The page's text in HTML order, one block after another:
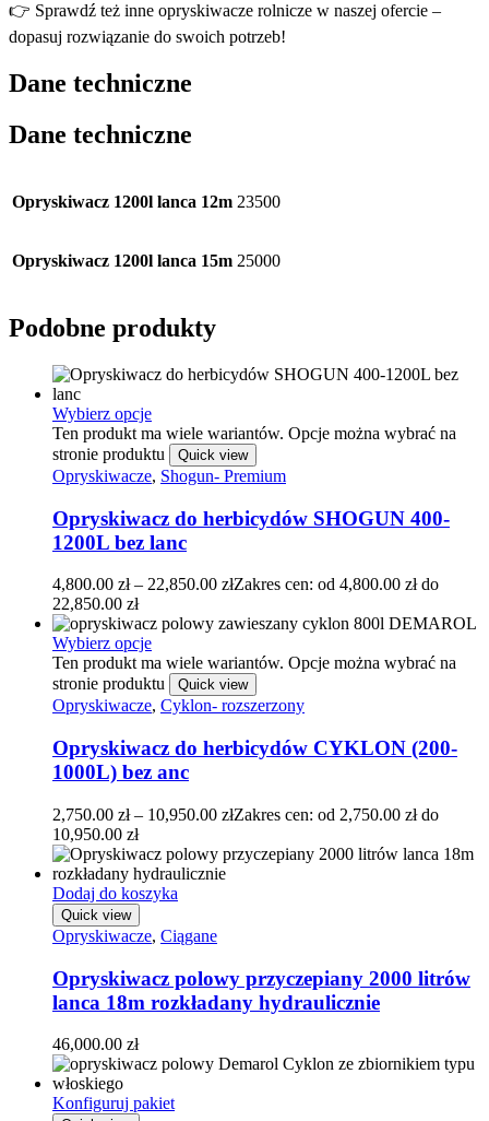
👉 Sprawdź też inne opryskiwacze rolnicze w naszej ofercie –
dopasuj rozwiązanie do swoich potrzeb!
Dane techniczne
Dane techniczne
Opryskiwacz 1200l lanca 12m 23500
Opryskiwacz 1200l lanca 15m 25000
Podobne produkty
Wybierz opcje
Ten produkt ma wiele wariantów. Opcje można wybrać na
stronie produktu
Quick view
Opryskiwacze, Shogun- Premium
Opryskiwacz do herbicydów SHOGUN 400-
1200L bez lanc
4,800.00 zł – 22,850.00 złZakres cen: od 4,800.00 zł do
22,850.00 zł
Wybierz opcje
Ten produkt ma wiele wariantów. Opcje można wybrać na
stronie produktu
Quick view
Opryskiwacze, Cyklon- rozszerzony
Opryskiwacz do herbicydów CYKLON (200-
1000L) bez anc
2,750.00 zł – 10,950.00 złZakres cen: od 2,750.00 zł do
10,950.00 zł
Dodaj do koszyka
Quick view
Opryskiwacze, Ciągane
Opryskiwacz polowy przyczepiany 2000 litrów
lanca 18m rozkładany hydraulicznie
46,000.00 zł
Konfiguruj pakiet